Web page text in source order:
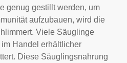
genug gestillt werden, um
aufzubauen, wird die
Viele Säuglinge
Handel erhältlicher
Diese Säuglingsnahrung